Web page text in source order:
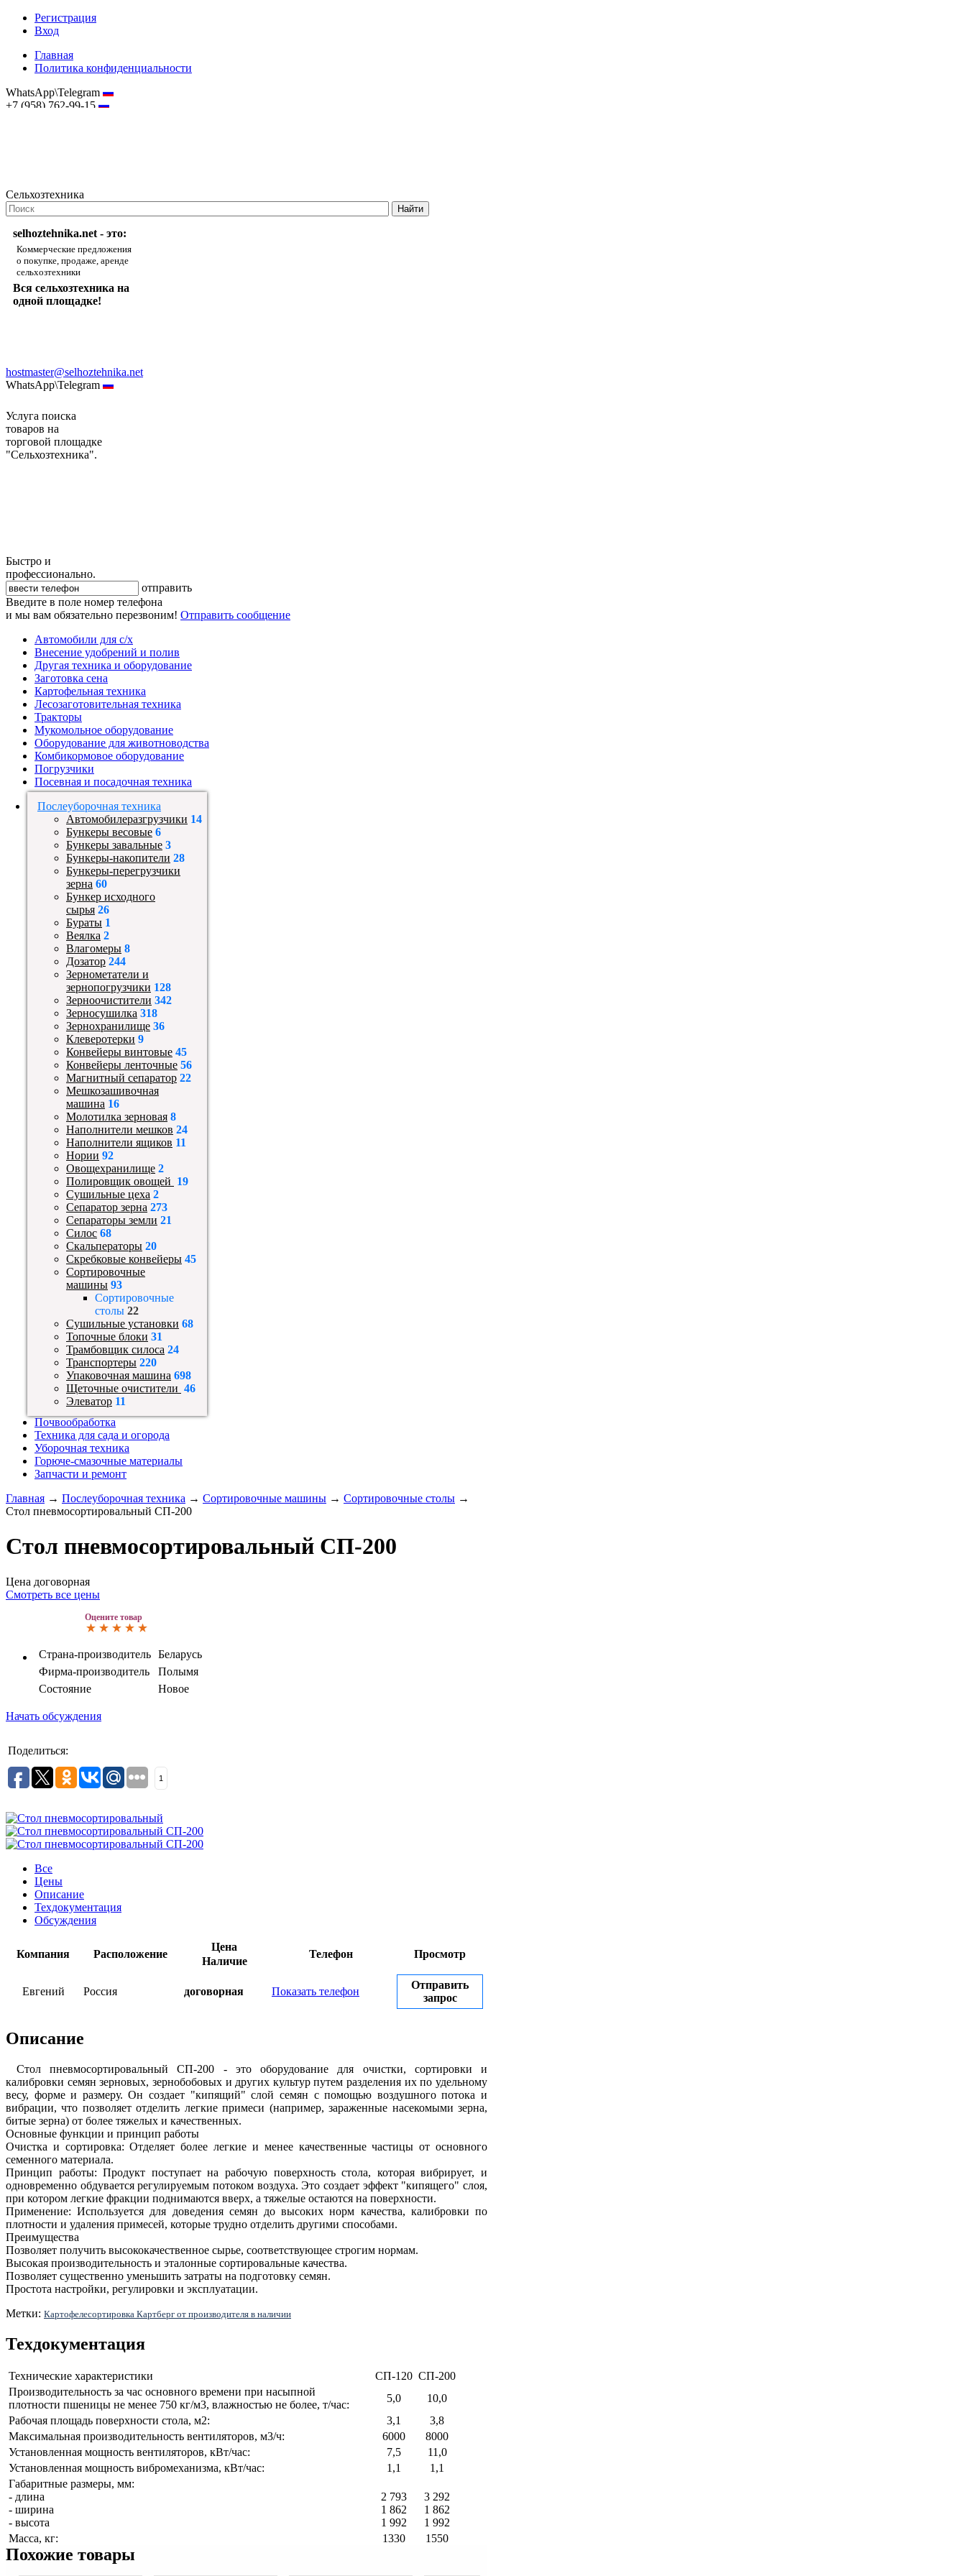
Регистрация
Вход
Главная
Политика конфиденциальности
WhatsApp\Telegram
+7 (958) 762-99-15
Сельхозтехника
selhoztehnika.net - это:
Коммерческие предложения
о покупке, продаже, аренде
сельхозтехники
Вся сельхозтехника на
одной площадке!
hostmaster@selhoztehnika.net
WhatsApp\Telegram
Услуга поиска
товаров на
торговой площадке
"Сельхозтехника".
Быстро и
профессионально.
отправить
Введите в поле номер телефона
и мы вам обязательно перезвоним! Отправить сообщение
Автомобили для с/х
Внесение удобрений и полив
Другая техника и оборудование
Заготовка сена
Картофельная техника
Лесозаготовительная техника
Тракторы
Мукомольное оборудование
Оборудование для животноводства
Комбикормовое оборудование
Погрузчики
Посевная и посадочная техника
Послеуборочная техника
Автомобилеразгрузчики 14
Бункеры весовые 6
Бункеры завальные 3
Бункеры-накопители 28
Бункеры-перегрузчики
зерна 60
Бункер исходного
сырья 26
Бураты 1
Веялка 2
Влагомеры 8
Дозатор 244
Зернометатели и
зернопогрузчики 128
Зерноочистители 342
Зерносушилка 318
Зернохранилище 36
Клеверотерки 9
Конвейеры винтовые 45
Конвейеры ленточные 56
Магнитный сепаратор 22
Мешкозашивочная
машина 16
Молотилка зерновая 8
Наполнители мешков 24
Наполнители ящиков 11
Нории 92
Овощехранилище 2
Полировщик овощей 19
Сушильные цеха 2
Сепаратор зерна 273
Сепараторы земли 21
Силос 68
Скальператоры 20
Скребковые конвейеры 45
Сортировочные
машины 93
Сортировочные
столы 22
Сушильные установки 68
Топочные блоки 31
Трамбовщик силоса 24
Транспортеры 220
Упаковочная машина 698
Щеточные очистители 46
Элеватор 11
Почвообработка
Техника для сада и огорода
Уборочная техника
Горюче-смазочные материалы
Запчасти и ремонт
Главная → Послеуборочная техника → Сортировочные машины → Сортировочные столы →
Стол пневмосортировальный СП-200
Стол пневмосортировальный СП-200
Цена договорная
Смотреть все цены
Оцените товар
Страна-производитель Беларусь
Фирма-производитель
Полымя
Состояние
Новое
Начать обсуждения
Поделиться:
1
Все
Цены
Описание
Техдокументация
Обсуждения
Компания Расположение
Цена
Наличие
Телефон Просмотр
Евгений Россия договорная Показать телефон
Отправить
запрос
Описание
Стол пневмосортировальный СП-200 - это оборудование для очистки, сортировки и
калибровки семян зерновых, зернобобовых и других культур путем разделения их по удельному
весу, форме и размеру. Он создает "кипящий" слой семян с помощью воздушного потока и
вибрации, что позволяет отделить легкие примеси (например, зараженные насекомыми зерна,
битые зерна) от более тяжелых и качественных.
Основные функции и принцип работы
Очистка и сортировка: Отделяет более легкие и менее качественные частицы от основного
семенного материала.
Принцип работы: Продукт поступает на рабочую поверхность стола, которая вибрирует, и
одновременно обдувается регулируемым потоком воздуха. Это создает эффект "кипящего" слоя,
при котором легкие фракции поднимаются вверх, а тяжелые остаются на поверхности.
Применение: Используется для доведения семян до высоких норм качества, калибровки по
плотности и удаления примесей, которые трудно отделить другими способами.
Преимущества
Позволяет получить высококачественное сырье, соответствующее строгим нормам.
Высокая производительность и эталонные сортировальные качества.
Позволяет существенно уменьшить затраты на подготовку семян.
Простота настройки, регулировки и эксплуатации.
Метки: Картофелесортировка Картберг от производителя в наличии
Техдокументация
Технические характеристики СП-120 СП-200
Производительность за час основного времени при насыпной
плотности пшеницы не менее 750 кг/м3, влажностью не более, т/час:
5,0
10,0
Рабочая площадь поверхности стола, м2: 3,1
3,8
Максимальная производительность вентиляторов, м3/ч: 6000
8000
Установленная мощность вентиляторов, кВт/час:
7,5
11,0
Установленная мощность вибромеханизма, кВт/час:
1,1
1,1
Габаритные размеры, мм:
- длина
- ширина
- высота
2 793
1 862
1 992
3 292
1 862
1 992
Масса, кг:
1330 1550
Похожие товары